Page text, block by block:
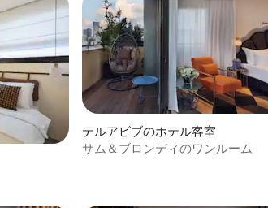
テルアビブのホテル客室
サム＆ブロンディのワンルーム